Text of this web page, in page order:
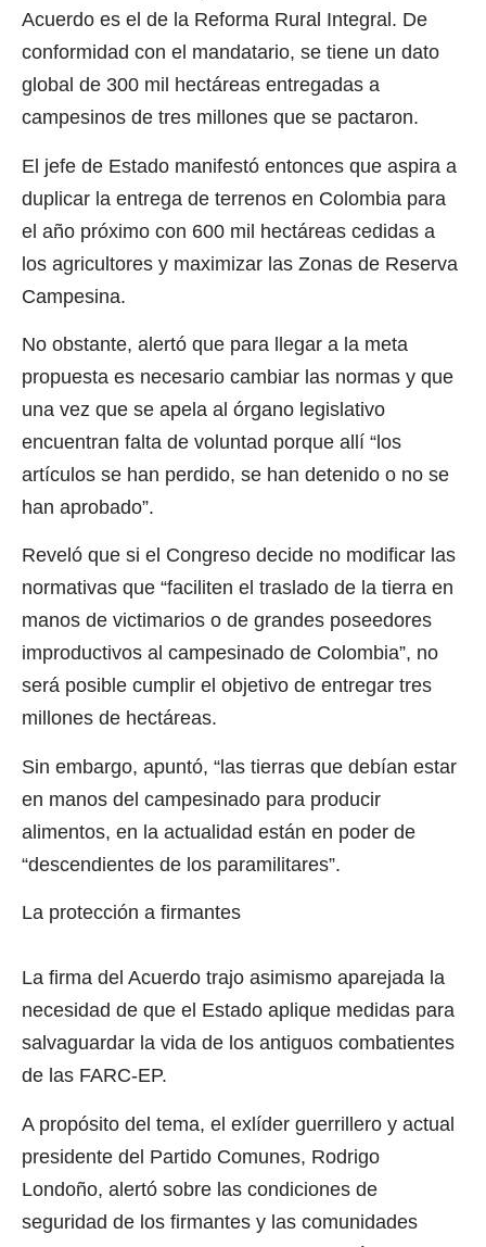
Acuerdo es el de la Reforma Rural Integral. De
conformidad con el mandatario, se tiene un dato
global de 300 mil hectáreas entregadas a
campesinos de tres millones que se pactaron.
El jefe de Estado manifestó entonces que aspira a
duplicar la entrega de terrenos en Colombia para
el año próximo con 600 mil hectáreas cedidas a
los agricultores y maximizar las Zonas de Reserva
Campesina.
No obstante, alertó que para llegar a la meta
propuesta es necesario cambiar las normas y que
una vez que se apela al órgano legislativo
encuentran falta de voluntad porque allí “los
artículos se han perdido, se han detenido o no se
han aprobado”.
Reveló que si el Congreso decide no modificar las
normativas que “faciliten el traslado de la tierra en
manos de victimarios o de grandes poseedores
improductivos al campesinado de Colombia”, no
será posible cumplir el objetivo de entregar tres
millones de hectáreas.
Sin embargo, apuntó, “las tierras que debían estar
en manos del campesinado para producir
alimentos, en la actualidad están en poder de
“descendientes de los paramilitares”.
La protección a firmantes
La firma del Acuerdo trajo asimismo aparejada la
necesidad de que el Estado aplique medidas para
salvaguardar la vida de los antiguos combatientes
de las FARC-EP.
A propósito del tema, el exlíder guerrillero y actual
presidente del Partido Comunes, Rodrigo
Londoño, alertó sobre las condiciones de
seguridad de los firmantes y las comunidades